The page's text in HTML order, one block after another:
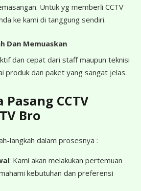
Untuk yg memberli CCTV
ke kami di tanggung sendiri.
Dan Memuaskan
dan cepat dari staff maupun teknisi
produk dan paket yang sangat jelas.
Pasang CCTV
Bro
langkah dalam prosesnya :
: Kami akan melakukan pertemuan
kebutuhan dan preferensi